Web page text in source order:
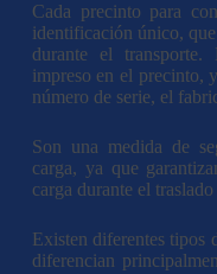
Cada precinto para
identificación único,
durante el
impreso en el precinto,
número de serie, el
Son una medida de
carga, ya que
carga durante el
Existen diferentes tipos
diferencian